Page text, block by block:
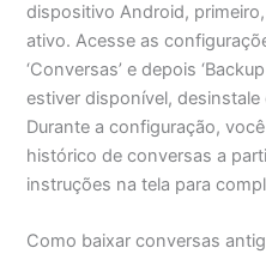
dispositivo Android,
ativo. Acesse as
‘Conversas’ e depois
estiver disponível,
Durante a configuração,
histórico de conversas a
instruções na tela para
Como baixar conversas